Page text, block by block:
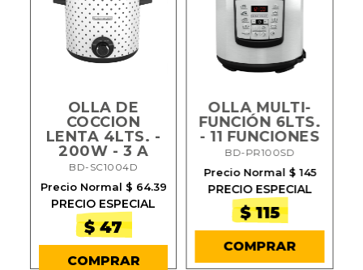
OLLA DE
COCCION
LENTA 4LTS. -
200W - 3 A
BD-SC1004D
Precio Normal $ 64.39
PRECIO ESPECIAL
$ 47
COMPRAR
OLLA MULTI-
FUNCIÓN 6LTS.
- 11 FUNCIONES
BD-PR100SD
Precio Normal $ 145
PRECIO ESPECIAL
$ 115
COMPRAR